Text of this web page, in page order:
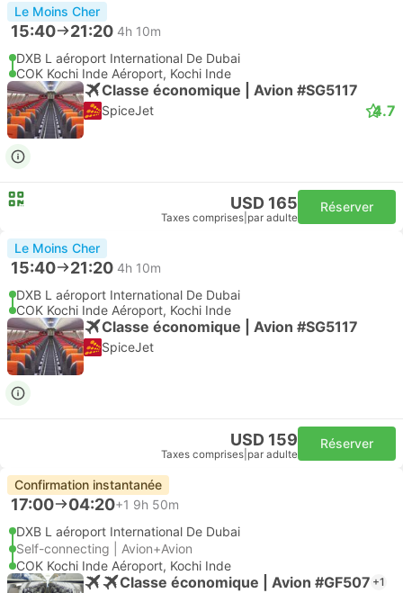
Le Moins Cher
15:40 21:20 4h 10m
DXB L aéroport International De Dubai
COK Kochi Inde Aéroport, Kochi Inde
Classe économique | Avion #SG5117
SpiceJet 4.7
USD 165
Taxes comprises par adulte
Réserver
Le Moins Cher
15:40 21:20 4h 10m
DXB L aéroport International De Dubai
COK Kochi Inde Aéroport, Kochi Inde
Classe économique | Avion #SG5117
SpiceJet
USD 159
Taxes comprises par adulte
Réserver
Confirmation instantanée
17:00 04:20+1 9h 50m
DXB L aéroport International De Dubai
Self-connecting | Avion+Avion
COK Kochi Inde Aéroport, Kochi Inde
Classe économique | Avion #GF507 +1